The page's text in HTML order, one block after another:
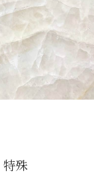
特殊